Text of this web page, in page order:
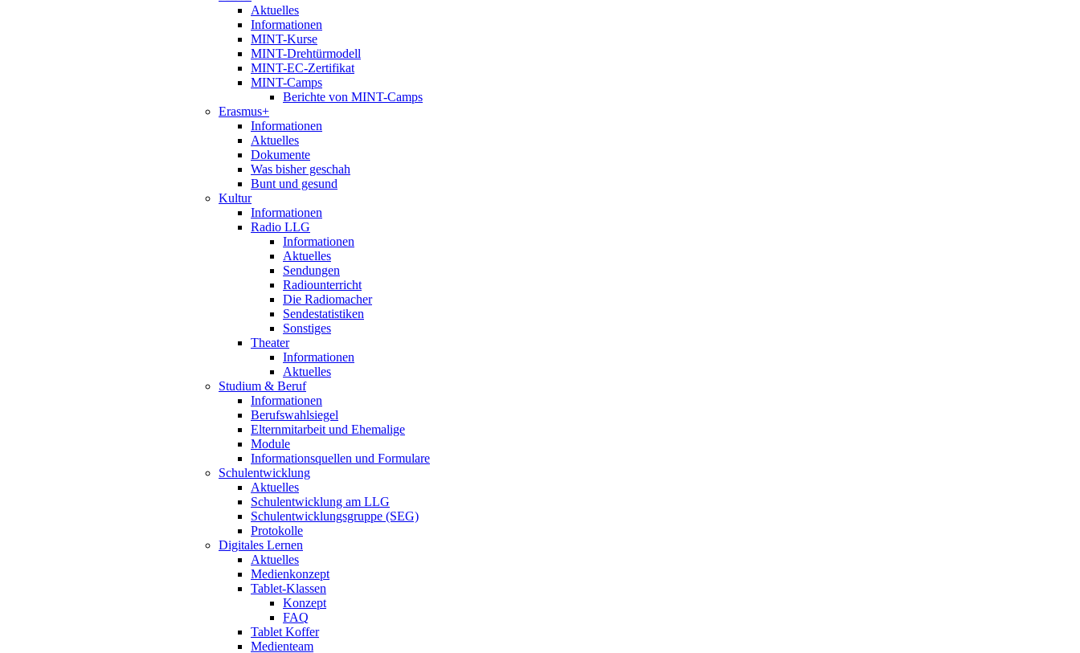
Aktuelles
Informationen
MINT-Kurse
MINT-Drehtürmodell
MINT-EC-Zertifikat
MINT-Camps
Berichte von MINT-Camps
Erasmus+
Informationen
Aktuelles
Dokumente
Was bisher geschah
Bunt und gesund
Kultur
Informationen
Radio LLG
Informationen
Aktuelles
Sendungen
Radiounterricht
Die Radiomacher
Sendestatistiken
Sonstiges
Theater
Informationen
Aktuelles
Studium & Beruf
Informationen
Berufswahlsiegel
Elternmitarbeit und Ehemalige
Module
Informationsquellen und Formulare
Schulentwicklung
Aktuelles
Schulentwicklung am LLG
Schulentwicklungsgruppe (SEG)
Protokolle
Digitales Lernen
Aktuelles
Medienkonzept
Tablet-Klassen
Konzept
FAQ
Tablet Koffer
Medienteam